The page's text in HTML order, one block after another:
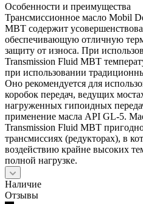
Особенности и преимущества
Трансмиссионное масло Mobil
MBT содержит
обеспечивающую отличную
защиту от износа. При
Transmission Fluid MBT
при использовании
Оно рекомендуется для
коробок передач, ведущих
нагруженных гипоидных
применение масла API GL-5.
Transmission Fluid MBT
трансмиссиях (редукторах), в
воздействию крайне высоких
полной нагрузке.
Наличие
Отзывы